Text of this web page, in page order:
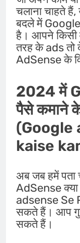
चलाना चाहते
बदले में
है। आपने किसी
तरह के ads तो
AdSense के
2024 में
पैसेकमाने
(Google
kaise
अब जब हमें पता
AdSense
adsense Se
सकते हैं। आप
सकते हैं।